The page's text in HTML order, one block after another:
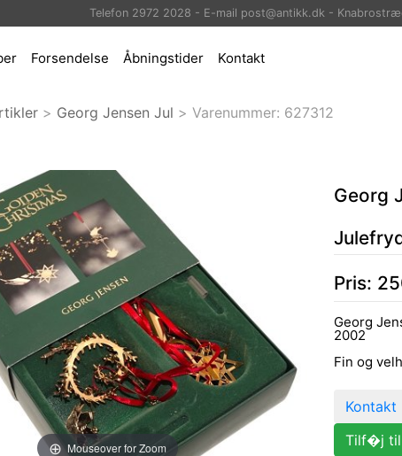
Telefon 2972 2028 - E-mail post@antikk.dk -
Forsendelse Åbningstider Kontakt
> Georg Jensen Jul > Varenummer: 627312
Mouseover for Zoom
Georg
Pris:
Georg
2002
Fin og
Kontakt
Tilf�j til